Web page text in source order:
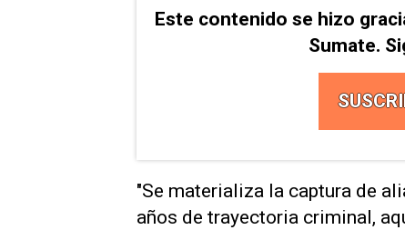
Este contenido se hizo
Sumate.
"Se materializa la captura de
años de trayectoria criminal,